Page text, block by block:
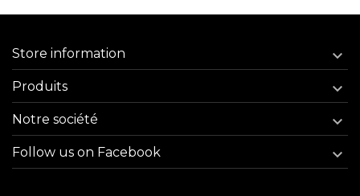
Store information 
Produits 
Notre société 
Follow us on Facebook 